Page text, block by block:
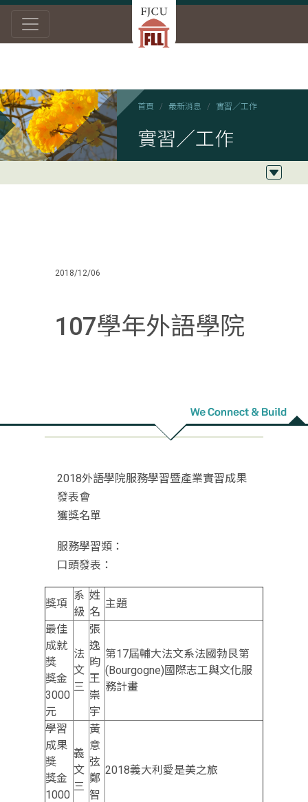
首頁 最新消息 實習／工作
實習／工作
2018/12/06
107學年外語學院
2018外語學院服務學習暨產業實習成果
發表會
獲獎名單
服務學習類：
口頭發表：
獎項
系
級
姓
名
主題
最佳
成就
獎
獎金
3000
元
法
文
三
張
逸
昀
王
崇
宇
第17屆輔大法文系法國勃艮第
(Bourgogne)國際志工與文化服
務計畫
學習
成果
獎
獎金
1000
義
文
三
黃
意
弦
鄭
智
2018義大利愛是美之旅